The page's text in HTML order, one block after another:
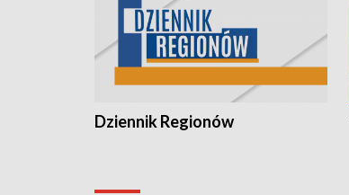
Dziennik Regionów